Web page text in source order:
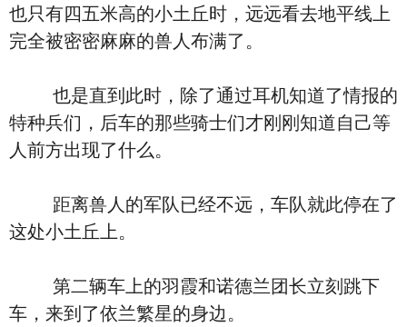
也只有四五米高的小土丘时，远远看去地平线上
完全被密密麻麻的兽人布满了。
也是直到此时，除了通过耳机知道了情报的
特种兵们，后车的那些骑士们才刚刚知道自己等
人前方出现了什么。
距离兽人的军队已经不远，车队就此停在了
这处小土丘上。
第二辆车上的羽霞和诺德兰团长立刻跳下
车，来到了依兰繁星的身边。